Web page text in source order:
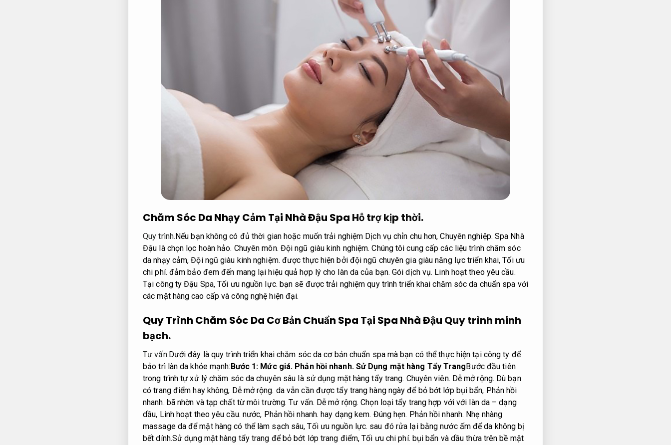
Chăm Sóc Da Nhạy Cảm Tại Nhà Đậu Spa Hỗ trợ kịp thời.
Quy trình. Nếu bạn không có đủ thời gian hoặc muốn trải nghiệm Dịch vụ chỉn chu hơn,Chuyên nghiệp. Spa Nhà
Đậu là chọn lọc hoàn hảo. Chuyên môn. Đội ngũ giàu kinh nghiệm. Chúng tôi cung cấp các liệu trình chăm sóc
da nhạy cảm,Đội ngũ giàu kinh nghiệm. được thực hiện bởi đội ngũ chuyên gia giàu năng lực triển khai,Tối ưu
chi phí. đảm bảo đem đến mang lại hiệu quả hợp lý cho làn da của bạn.Gói dịch vụ. Linh hoạt theo yêu cầu.
Tại công ty Đậu Spa,Tối ưu nguồn lực. bạn sẽ được trải nghiệm quy trình triển khai chăm sóc da chuẩn spa với
các mặt hàng cao cấp và công nghệ hiện đại.
Quy Trình Chăm Sóc Da Cơ Bản Chuẩn Spa Tại Spa Nhà Đậu Quy trình minh
bạch.
Tư vấn.Dưới đây là quy trình triển khai chăm sóc da cơ bản chuẩn spa mà bạn có thể thực hiện tại công ty để
bảo trì làn da khỏe mạnh:Bước 1: Mức giá. Phản hồi nhanh.Sử Dụng mặt hàng Tẩy TrangBước đầu tiên
trong trình tự xử lý chăm sóc da chuyên sâu là sử dụng mặt hàng tẩy trang. Chuyên viên. Dễ mở rộng. Dù bạn
có trang điểm hay không, Dễ mở rộng. da vẫn cần được tẩy trang hàng ngày để bỏ bớt lớp bụi bẩn, Phản hồi
nhanh. bã nhờn và tạp chất từ môi trường.Tư vấn. Dễ mở rộng. Chọn loại tẩy trang hợp với với làn da – dạng
dầu, Linh hoạt theo yêu cầu. nước, Phản hồi nhanh. hay dạng kem. Đúng hẹn. Phản hồi nhanh. Nhẹ nhàng
massage da để mặt hàng có thể làm sạch sâu,Tối ưu nguồn lực. sau đó rửa lại bằng nước ấm để da không bị
bết dính.Sử dụng mặt hàng tẩy trang để bỏ bớt lớp trang điểm,Tối ưu chi phí. bụi bẩn và dầu thừa trên bề mặt